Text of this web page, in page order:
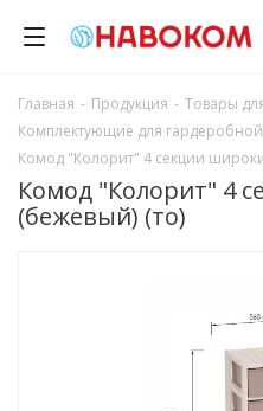
Главная - Продукция - Товары
Комплектующие для
Комод "Колорит" 4 секции
Комод "Колорит" 4
(бежевый) (то)